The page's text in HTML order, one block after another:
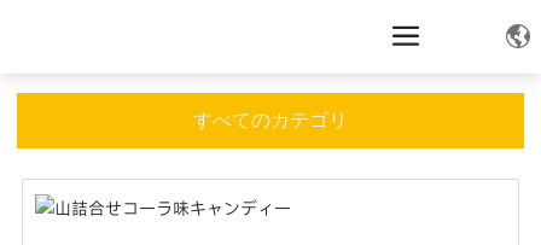
すべてのカテゴリ